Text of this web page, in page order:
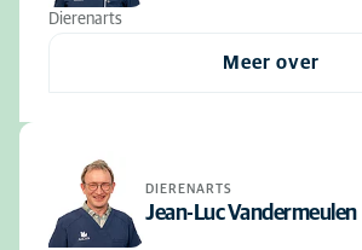
Dierenarts
Meer over
DIERENARTS
Jean-Luc Vandermeulen